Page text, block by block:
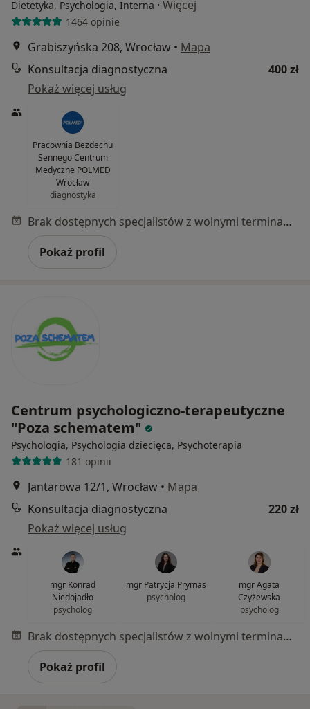
Dietetyka, Psychologia, Interna · Więcej
1464 opinie
Grabiszyńska 208, Wrocław • Mapa
Konsultacja diagnostyczna
400 zł
Pokaż więcej usług
Pracownia Bezdechu
Sennego Centrum
Medyczne POLMED
Wrocław
diagnostyka
Brak dostępnych specjalistów z wolnymi terminami w tym centrum medycznym.
Pokaż profil
Centrum psychologiczno-terapeutyczne
"Poza schematem"
Psychologia, Psychologia dziecięca, Psychoterapia
181 opinii
Jantarowa 12/1, Wrocław • Mapa
Konsultacja diagnostyczna
220 zł
Pokaż więcej usług
mgr Konrad
Niedojadło
psycholog
mgr Patrycja Prymas
psycholog
mgr Agata
Czyżewska
psycholog
Brak dostępnych specjalistów z wolnymi terminami w tym centrum medycznym.
Pokaż profil